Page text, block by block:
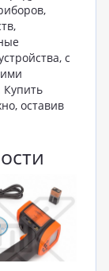
с
оставив